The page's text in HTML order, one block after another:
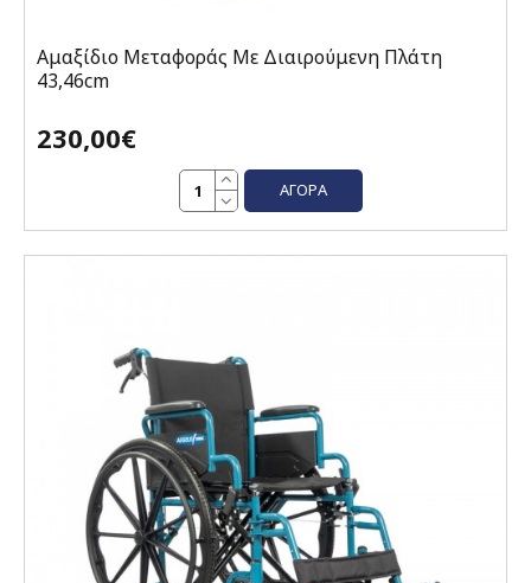
Αμαξίδιο Mεταφοράς Mε Διαιρούμενη Πλάτη
43,46cm
230,00€
ΑΓΟΡΆ